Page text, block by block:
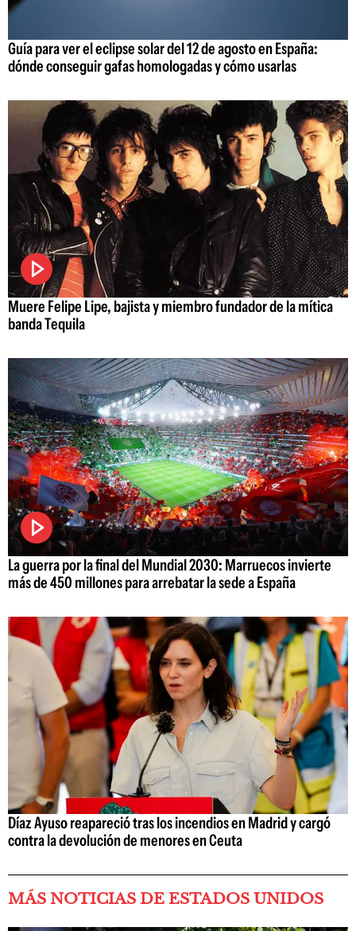
Guía para ver el eclipse solar del 12 de agosto en España:
dónde conseguir gafas homologadas y cómo usarlas
Muere Felipe Lipe, bajista y miembro fundador de la mítica
banda Tequila
La guerra por la final del Mundial 2030: Marruecos invierte
más de 450 millones para arrebatar la sede a España
Díaz Ayuso reapareció tras los incendios en Madrid y cargó
contra la devolución de menores en Ceuta
MÁS NOTICIAS DE ESTADOS UNIDOS